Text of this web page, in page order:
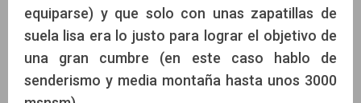
equiparse) y que solo con unas zapatillas de
suela lisa era lo justo para lograr el objetivo de
una gran cumbre (en este caso hablo de
senderismo y media montaña hasta unos 3000